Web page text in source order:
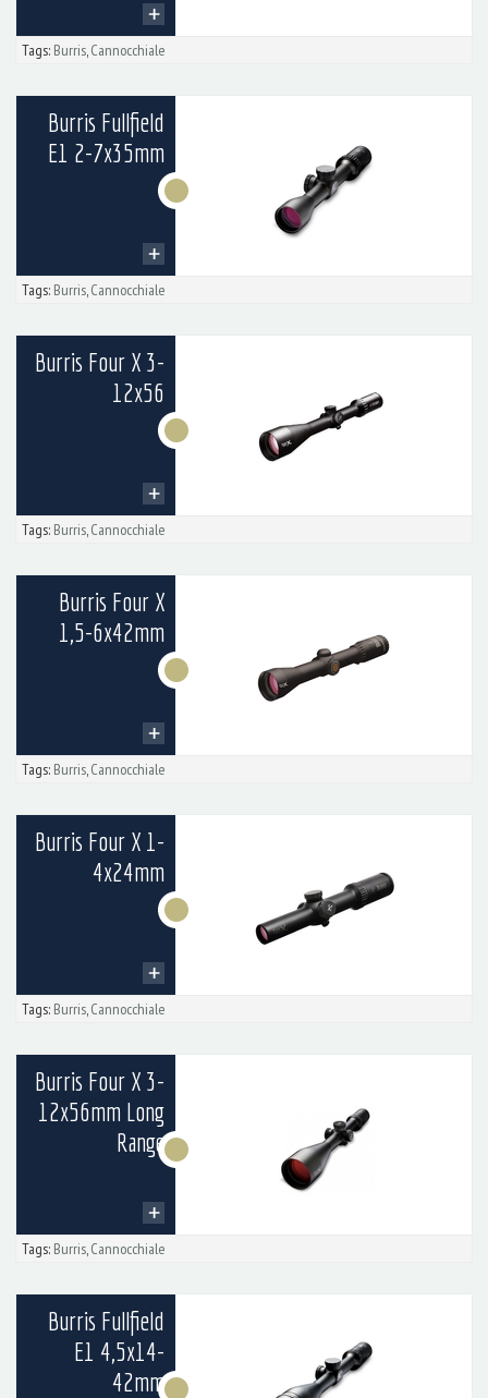
Tags: Burris,Cannocchiale
Burris Fullfield
E1 2-7x35mm
Tags: Burris,Cannocchiale
Burris Four X 3-
12x56
Tags: Burris,Cannocchiale
Burris Four X
1,5-6x42mm
Tags: Burris,Cannocchiale
Burris Four X 1-
4x24mm
Tags: Burris,Cannocchiale
Burris Four X 3-
12x56mm Long
Range
Tags: Burris,Cannocchiale
Burris Fullfield
E1 4,5x14-
42mm